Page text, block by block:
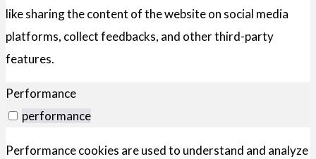
like sharing the content of the website on social media
platforms, collect feedbacks, and other third-party
features.
Performance
performance
Performance cookies are used to understand and analyze